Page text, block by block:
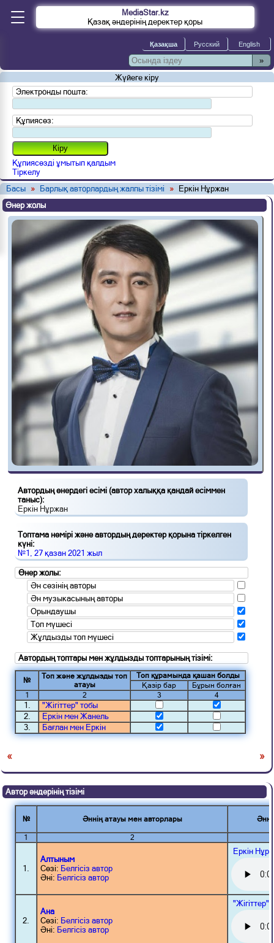
MediaStar.kz
Қазақ әндерінің деректер қоры
»
Жүйеге кіру
Электронды пошта:
Құпиясөз:
Құпиясөзді ұмытып қалдым
Тіркелу
Басы » Барлық авторлардың жалпы тізімі »
Еркін Нұржан
Өнер жолы
Автордың өнердегі есімі (автор халыққа қандай есіммен
таныс):
Еркін Нұржан
Топтама нөмірі және автордың деректер қорына тіркелген
күні:
№1, 27 қазан 2021 жыл
Өнер жолы:
Ән сөзінің авторы
Ән музыкасының авторы
Орындаушы
Топ мүшесі
Жұлдызды топ мүшесі
Автордың топтары мен жұлдызды топтарының тізімі:
№
Топ және жұлдызды топ
атауы
Топ құрамында қашан болды
Қазір бар
Бұрын болған
1
2 3 4
1.
"Жігіттер" тобы
2.
Еркін мен Жанель
3.
Бағлан мен Еркін
« »
Автор әндерінің тізімі
№ Әннің атауы мен авторлары
1 2
1.
Алтыным
Сөзі: Белгісіз автор
Әні: Белгісіз автор
Еркін
2.
Ана
Сөзі: Белгісіз автор
Әні: Белгісіз автор
"Жігіттер"